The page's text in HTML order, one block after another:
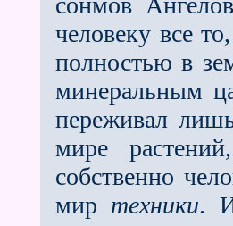
человеку все
полностью в
минеральным
пе­реживал
мире
собственно
мир техники.